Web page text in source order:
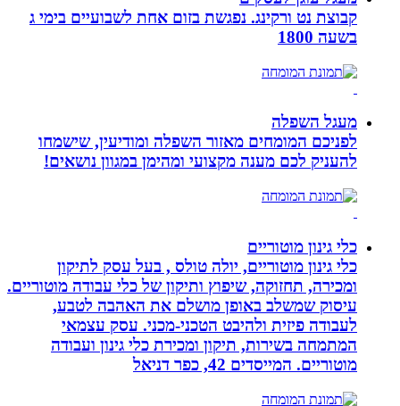
קבוצת נט ורקינג. נפגשת בזום אחת לשבועיים בימי ג
בשעה 1800
מעגל השפלה
לפניכם המומחים מאזור השפלה ומודיעין, שישמחו
להעניק לכם מענה מקצועי ומהימן במגוון נושאים!
כלי גינון מוטוריים
כלי גינון מוטוריים, יולה טולס , בעל עסק לתיקון
ומכירה, תחזוקה, שיפוץ ותיקון של כלי עבודה מוטוריים.
עיסוק שמשלב באופן מושלם את האהבה לטבע,
לעבודה פיזית ולהיבט הטכני-מכני. עסק עצמאי
המתמחה בשירות, תיקון ומכירת כלי גינון ועבודה
מוטוריים. המייסדים 42, כפר דניאל